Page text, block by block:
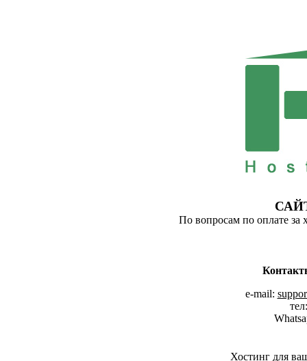
По вопросам по оплате за
e-mail:
Хостинг для